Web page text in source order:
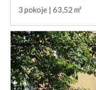
3 pokoje 63,52 m²